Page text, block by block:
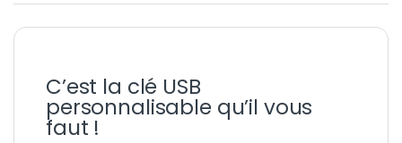
C’est la clé USB
personnalisable qu’il vous
faut !